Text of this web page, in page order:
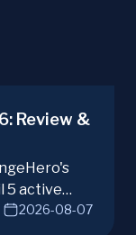
Review &
5 active
checklist
2026-08-07